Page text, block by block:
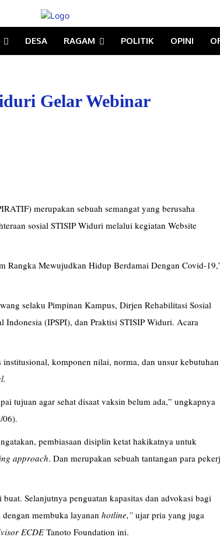
DESA RAGAM POLITIK OPINI
Gelar Webinar
merupakan sebuah semangat yang berusaha
sosial STISIP Widuri melalui kegiatan Website
Rangka Mewujudkan Hidup Berdamai Dengan Covid-
selaku Pimpinan Kampus, Dirjen Rehabilitasi Sosial
Indonesia (IPSPI), dan Praktisi STISIP Widuri. Acara
komponen nilai, norma, dan unsur kebutuhan
tujuan agar sehat disaat vaksin belum ada,” ungkapnya
06).
pembiasaan disiplin ketat hakikatnya untuk
approach. Dan merupakan sebuah tantangan para
Selanjutnya penguatan kapasitas dan advokasi bagi
membuka layanan hotline,” ujar pria yang juga
ECDETanoto Foundation ini.